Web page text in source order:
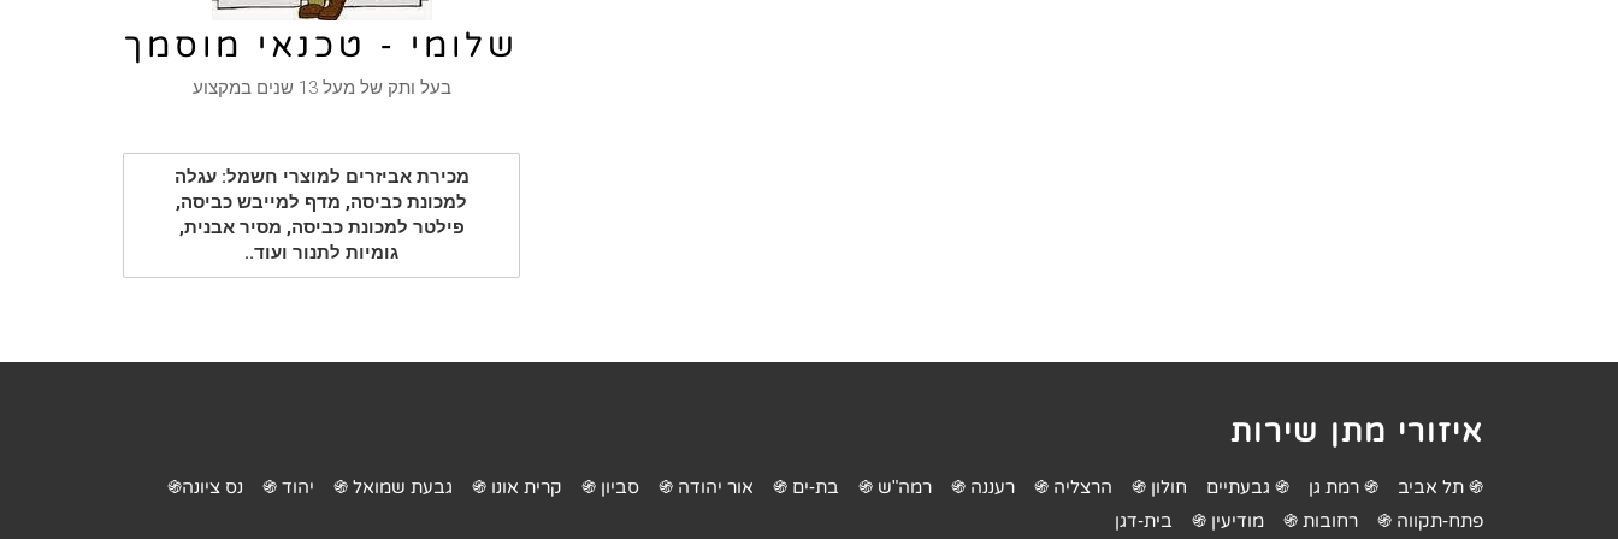
שלומי - טכנאי מוסמך
בעל ותק של מעל 13 שנים במקצוע
מכירת אביזרים למוצרי חשמל: עגלה
למכונת כביסה, מדף למייבש כביסה,
פילטר למכונת כביסה, מסיר אבנית,
גומיות לתנור ועוד..
איזורי מתן שירות
֍ תל אביב ֍ רמת גן ֍ גבעתיים חולון ֍ הרצליה ֍ רעננה ֍ רמה"ש ֍ בת-ים ֍ אור יהודה ֍ סביון ֍ קרית אונו ֍ גבעת שמואל ֍ יהוד ֍
נס ציונה֍
פתח-תקווה ֍
רחובות ֍ מודיעין ֍ בית-דגן